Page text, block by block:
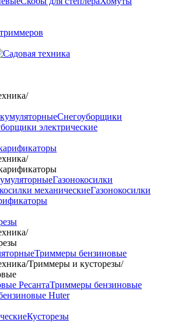
/
Снегоуборщики
электрические
/
Газонокосилки
механическиеГазонокосилки
/
Триммеры бензиновые
/Триммеры и кусторезы/
РесантаТриммеры бензиновые
Huter
Кусторезы